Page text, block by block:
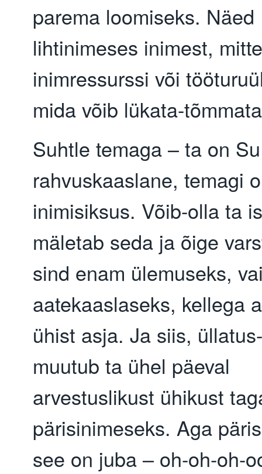
parema loomiseks. Näed
lihtinimeses inimest, mitte
inimressurssi või
mida võib lükata-
Suhtle temaga – ta on Su
rahvuskaaslane, temagi
inimisiksus. Võib-olla ta
mäletab seda ja õige
sind enam ülemuseks,
aatekaaslaseks, kellega
ühist asja. Ja siis,
muutub ta ühel päeval
arvestuslikust ühikust
pärisinimeseks. Aga
see on juba – oh-oh-oh-